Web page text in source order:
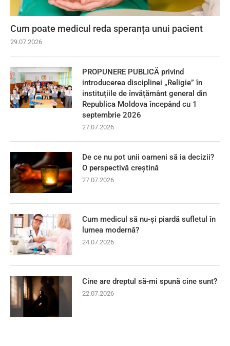
Cum poate medicul reda speranța unui pacient
29.07.2026
PROPUNERE PUBLICĂ privind
introducerea disciplinei „Religie” în
instituțiile de învățământ general din
Republica Moldova începând cu 1
septembrie 2026
27.07.2026
De ce nu pot unii oameni să ia decizii?
O perspectivă creștină
27.07.2026
Cum medicul să nu-și piardă sufletul în
lumea modernă?
24.07.2026
Cine are dreptul să-mi spună cine sunt?
22.07.2026